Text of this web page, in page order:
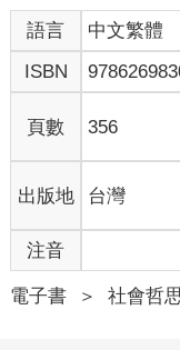
偏見、玻璃天花板、
們應該訓練女性變得
露經理人們「隱而不
施性別平權以及同工
美國以及世界各地的
案。她們的關切散落
更多的動力嗎? 她們
法像男性以同樣的速
許多女性心中存著更
你應該和一個事業和
的時間，即使你知道
語言 中文繁體
ISBN
頁數 356
出版地 台灣
注音
電子書 ＞ 社會哲